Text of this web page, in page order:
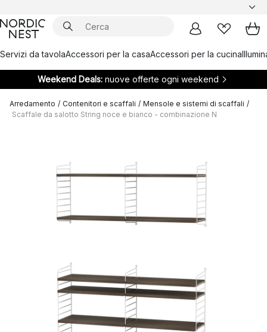
Servizi da tavolaAccessori per la casaAccessori per la cucina
Weekend Deals: nuove offerte ogni weekend
Arredamento / Contenitori e scaffali / Mensole e sistemi di scaffali /
Scaffale da salotto String noce e bianco - combinazione N